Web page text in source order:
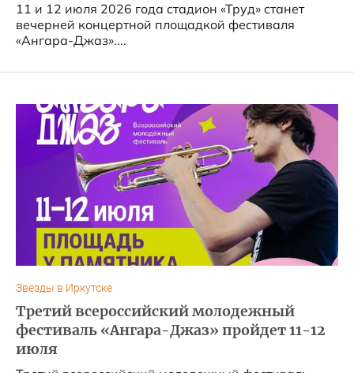
11 и 12 июля 2026 года стадион «Труд» станет
вечерней концертной площадкой фестиваля
«Ангара-Джаз»....
Звезды в Иркутске
Третий всероссийский молодежный
фестиваль «Ангара-Джаз» пройдет 11-12
июля